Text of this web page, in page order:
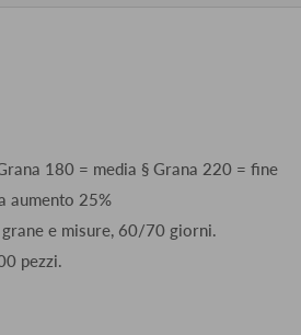
180 = media § Grana 220 = fine
aumento 25%
e misure, 60/70 giorni.
pezzi.